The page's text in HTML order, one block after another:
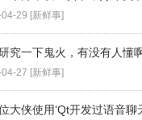
29 [新鲜事]
究一下鬼火，有没有人懂
27 [新鲜事]
大侠使用‘Qt开发过语音